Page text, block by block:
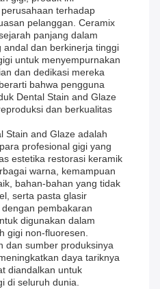
terhadap
pelanggan. Ceramix
panjang dalam
andal dan berkinerja tinggi
untuk menyempurnakan
dan dedikasi mereka
bahwa pengguna
Dental Stain and Glaze
dan berkualitas
Stain and Glaze adalah
profesional gigi yang
estetika restorasi keramik
warna, kemampuan
bahan-bahan yang tidak
serta pasta glasir
pembakaran
digunakan dalam
gigi non-fluoresen.
dan sumber produksinya
daya tariknya
diandalkan untuk
di seluruh dunia.